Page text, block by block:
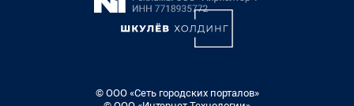
© ООО «Сеть городских порталов»